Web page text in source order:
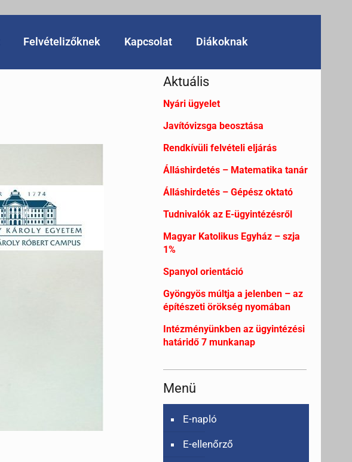
Felvételizőknek Kapcsolat Diákoknak
Aktuális
Nyári ügyelet
Javítóvizsga beosztása
Rendkívüli felvételi eljárás
Álláshirdetés – Matematika tanár
Álláshirdetés – Gépész oktató
Tudnivalók az E-ügyintézésről
Magyar Katolikus Egyház – szja
1%
Spanyol orientáció
Gyöngyös múltja a jelenben – az
építészeti örökség nyomában
Intézményünkben az ügyintézési
határidő 7 munkanap
Menü
E-napló
E-ellenőrző